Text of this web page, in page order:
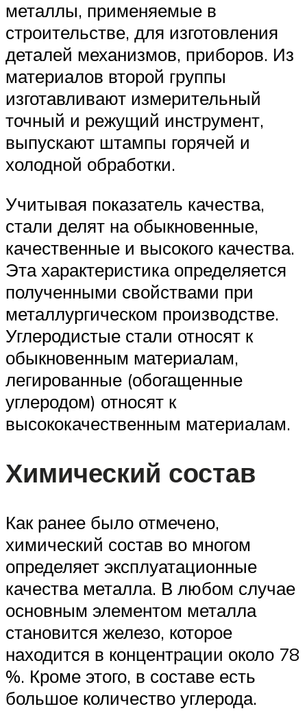
металлы, применяемые в
строительстве, для изготовления
деталей механизмов, приборов. Из
материалов второй группы
изготавливают измерительный
точный и режущий инструмент,
выпускают штампы горячей и
холодной обработки.
Учитывая показатель качества,
стали делят на обыкновенные,
качественные и высокого качества.
Эта характеристика определяется
полученными свойствами при
металлургическом производстве.
Углеродистые стали относят к
обыкновенным материалам,
легированные (обогащенные
углеродом) относят к
высококачественным материалам.
Химический состав
Как ранее было отмечено,
химический состав во многом
определяет эксплуатационные
качества металла. В любом случае
основным элементом металла
становится железо, которое
находится в концентрации около 78
%. Кроме этого, в составе есть
большое количество углерода.